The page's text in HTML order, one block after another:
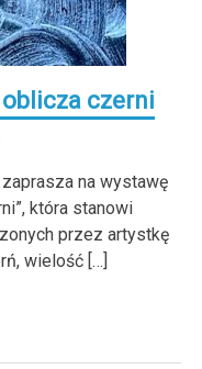
czerni
na wystawę
która stanowi
przez artystkę
wielość […]